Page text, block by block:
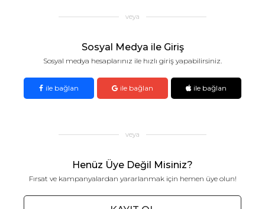
veya
Sosyal Medya ile Giriş
Sosyal medya hesaplarınız ile hızlı giriş yapabilirsiniz.
ile bağlan ile bağlan ile bağlan
veya
Henüz Üye Değil Misiniz?
Fırsat ve kampanyalardan yararlanmak için hemen üye olun!